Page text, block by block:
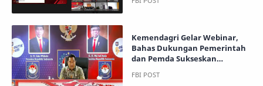
Kemendagri Gelar Webinar,
Bahas Dukungan Pemerintah
dan Pemda Sukseskan
Pemilu 2024